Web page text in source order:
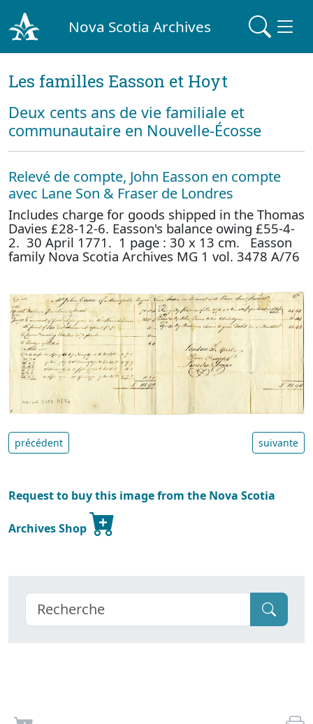
Nova Scotia Archives
Les familles Easson et Hoyt
Deux cents ans de vie familiale et
communautaire en Nouvelle-Écosse
Relevé de compte, John Easson en compte
avec Lane Son & Fraser de Londres
Includes charge for goods shipped in the Thomas
Davies £28-12-6. Easson's balance owing £55-4-
2. 30 April 1771. 1 page : 30 x 13 cm. Easson
family Nova Scotia Archives MG 1 vol. 3478 A/76
précédent suivante
Request to buy this image from the Nova Scotia
Archives Shop